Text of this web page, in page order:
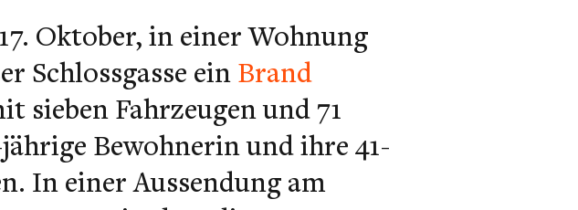
Oktober, in einer Wohnung
Schlossgasse ein Brand
sieben Fahrzeugen und 71
Bewohnerin und ihre 41-
In einer Aussendung am